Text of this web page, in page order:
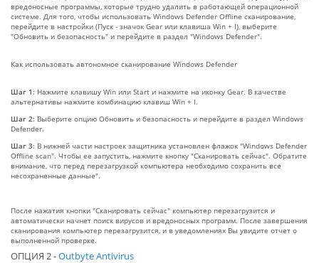
вредоносные программы, которые трудно удалить в работающей операционной
системе. Для того, чтобы использовать Windows Defender Offline сканирование,
перейдите в настройки (Пуск - значок Gear или клавиша Win + I), выберите
"Обновить и безопасность" и перейдите в раздел "Windows Defender".
Как использовать автономное сканирование Windows Defender
Шаг 1: Нажмите клавишу Win или Start и нажмите на иконку Gear. В качестве
альтернативы нажмите комбинацию клавиш Win + I.
Шаг 2: Выберите опцию Обновить и безопасность и перейдите в раздел Windows
Defender.
Шаг 3: В нижней части настроек защитника установлен флажок "Windows Defender
Offline scan". Чтобы ее запустить, нажмите кнопку "Сканировать сейчас". Обратите
внимание, что перед перезагрузкой компьютера необходимо сохранить все
несохраненные данные".
После нажатия кнопки "Сканировать сейчас" компьютер перезагрузится и
автоматически начнет поиск вирусов и вредоносных программ. После завершения
сканирования компьютер перезагрузится, и в уведомлениях Вы увидите отчет о
выполненной проверке.
ОПЦИЯ 2 -Outbyte Antivirus